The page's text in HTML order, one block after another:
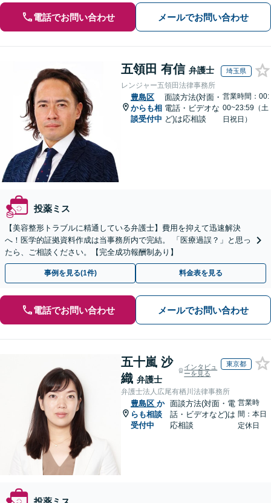
電話でお問い合わせ メールでお問い合わせ
五領田 有信 弁護士 埼玉県
レンジャー五領田法律事務所
豊島区
からも相
談受付中
面談方法(対面・
電話・ビデオな
ど)は応相談
営業時間：00:
00~23:59（土
日祝日）
投薬ミス
【美容整形トラブルに精通している弁護士】費用を抑えて迅速解決
へ！医学的証拠資料作成は当事務所内で完結。 「医療過誤？」と思っ
たら、ご相談ください。【完全成功報酬制あり】
事例を見る(1件) 料金表を見る
電話でお問い合わせ メールでお問い合わせ
五十嵐 沙
織 弁護士
インタビュ
ーを見る
東京都
弁護士法人広尾有栖川法律事務所
豊島区 か
らも相談
受付中
面談方法(対面・電
話・ビデオなど)は
応相談
営業時
間：本日
定休日